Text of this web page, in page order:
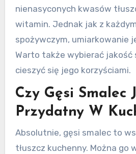
nienasyconych kwasów
witamin. Jednak jak z
spożywczym, umiarkowanie
Warto także wybierać jakość
cieszyć się jego korzyściami.
Czy Gęsi Smalec
Przydatny W
Absolutnie, gęsi smalec to
tłuszcz kuchenny. Można go